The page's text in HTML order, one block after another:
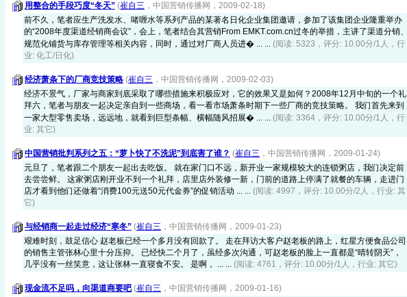
用整合的手段巧度“冬天” (崔自三 ，中国营销传播网，2009-02-18)
前不久，笔者应生产洗发水、啫喱水等系列产品的某著名日化企业集团邀请，参加了该集团企业隆重举办
的“2008年度渠道经销商会议”，会上，笔者结合其营销From EMKT.com.cn过冬的举措，主讲了渠道分销、
规范化铺货与库存管理等相关内容，同时，通过对厂商人员进� ... ... (阅读: 5323，评分: 10.00分/1人，行
业: 化工/日化)
经济萧条下的厂商竞技策略 (崔自三 ，中国营销传播网，2009-02-03)
经济不景气，厂家与商家到底采取了哪些措施来积极应对，它的效果又是如何？2008年12月中旬的一个礼
拜六，笔者与朋友一起决定亲自到一些商场，看一看市场萧条时期下一些厂商的竞技策略。 我们首先来到
一家大型零售卖场，远远地，就看到巨型条幅、横幅随风招展� ... ... (阅读: 3364，评分: 10.00分/1人，行
业: 其它)
中国营销批判系列之五：“萝卜快了不洗泥”到底害了谁？ (崔自三 ，中国营销传播网，2009-01-24)
元旦了，笔者跟二个朋友一起出去吃饭。 就在家门口不远，新开业一家规模较大的连锁粥店，我们决定前
去尝尝鲜。 这家粥店刚开业不到一个礼拜，店里店外装修一新，门前的道路上停满了就餐的车辆，走进门
店才看到他们还做着“消费100元送50元代金券”的促销活动 ... ... (阅读: 4997，评分: 10.00分/2人，行业: 其
它)
与经销商一起走过经济“寒冬” (崔自三 ，中国营销传播网，2009-01-23)
艰难时刻，鼓足信心 赵老板已经一个多月没有回款了。 走在拜访大客户赵老板的路上，红星方便食品公司
的销售主管张林心里十分压抑。 已经快二个月了，虽经多次沟通，可赵老板的脸上一直都是“晴转阴天”，
几乎没有一丝笑意，这让张林一直寝食不安。 是啊， ... ... (阅读: 4761，评分: 10.00分/1人，行业: 其它)
现金流不足吗，向渠道商要吧 (崔自三 ，中国营销传播网，2009-01-16)